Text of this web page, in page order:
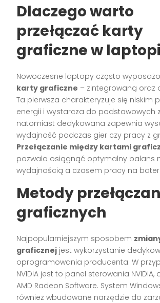
Dlaczego warto
przełączać karty
graficzne w
Nowoczesne laptopy często
karty graficzne – zintegrowaną oraz
Ta pierwsza charakteryzuje się niskim
energii i wystarcza do podstawowych
natomiast dedykowana zapewnia
wydajność podczas gier czy pracy z
Przełączanie między kartami
pozwala osiągnąć optymalny balans
wydajnością a czasem pracy na
Metody
graficznych
Najpopularniejszym sposobem
graficznej jest wykorzystanie
oprogramowania producenta. W
NVIDIA jest to panel sterowania NVIDIA,
AMD Radeon Software. System
również wbudowane narzędzie do